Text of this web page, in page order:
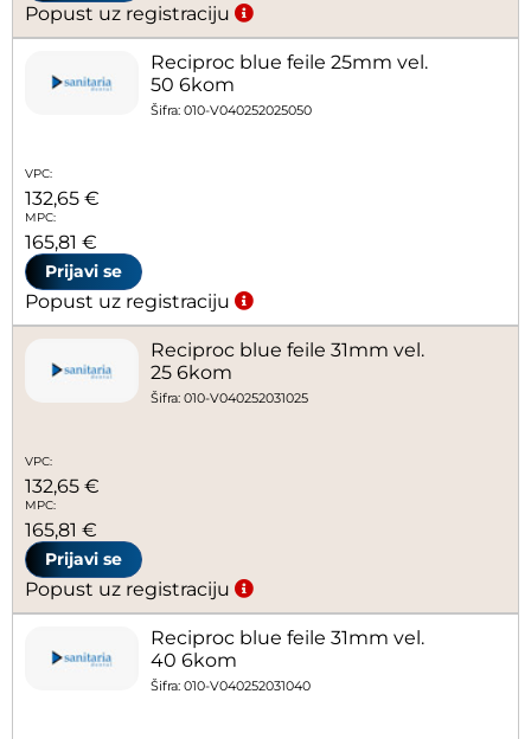
Popust uz registraciju
Reciproc blue feile 25mm vel.
50 6kom
Šifra: 010-V040252025050
VPC:
132,65 €
MPC:
165,81 €
Prijavi se
Popust uz registraciju
Reciproc blue feile 31mm vel.
25 6kom
Šifra: 010-V040252031025
VPC:
132,65 €
MPC:
165,81 €
Prijavi se
Popust uz registraciju
Reciproc blue feile 31mm vel.
40 6kom
Šifra: 010-V040252031040